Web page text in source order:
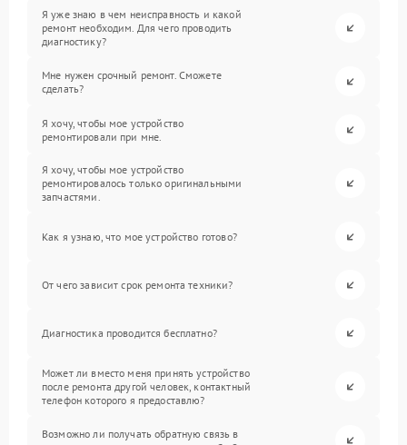
Я уже знаю в чем неисправность и какой
ремонт необходим. Для чего проводить
диагностику?
Мне нужен срочный ремонт. Сможете
сделать?
Я хочу, чтобы мое устройство
ремонтировали при мне.
Я хочу, чтобы мое устройство
ремонтировалось только оригинальными
запчастями.
Как я узнаю, что мое устройство готово?
От чего зависит срок ремонта техники?
Диагностика проводится бесплатно?
Может ли вместо меня принять устройство
после ремонта другой человек, контактный
телефон которого я предоставлю?
Возможно ли получать обратную связь в